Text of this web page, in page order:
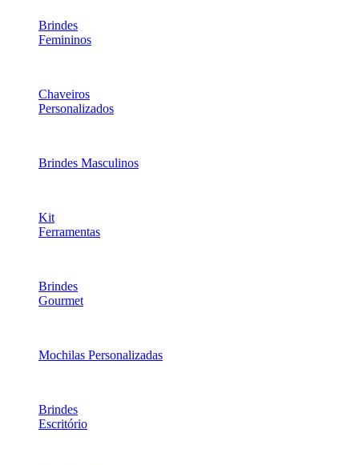
Brindes
Femininos
Chaveiros
Personalizados
Brindes Masculinos
Kit
Ferramentas
Brindes
Gourmet
Mochilas Personalizadas
Brindes
Escritório